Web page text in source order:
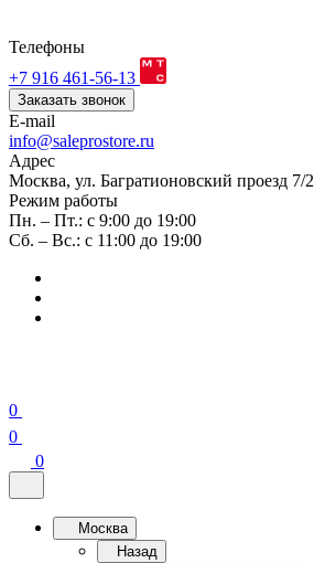
Телефоны
+7 916 461-56-13
Заказать звонок
E-mail
info@saleprostore.ru
Адрес
Москва, ул. Багратионовский проезд 7/2
Режим работы
Пн. – Пт.: с 9:00 до 19:00
Сб. – Вс.: с 11:00 до 19:00
0
0
0
Москва
Назад